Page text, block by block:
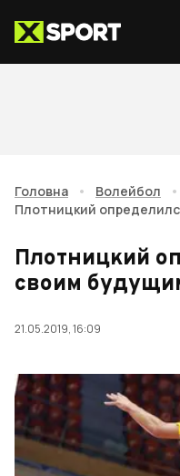
Головна • Волейбол
•
Плотницкий
Плотницкий
своим
21.05.2019, 16:09